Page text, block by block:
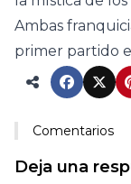
Ambas
primer partido
Comentarios
Deja una